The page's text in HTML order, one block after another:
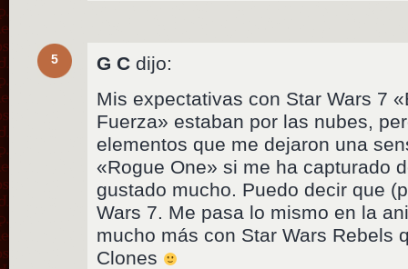
5 G C dijo:
Mis expectativas con Star Wars 7
Fuerza» estaban por las nubes,
elementos que me dejaron una
«Rogue One» si me ha capturado
gustado mucho. Puedo decir que
Wars 7. Me pasa lo mismo en la
mucho más con Star Wars Rebels
Clones